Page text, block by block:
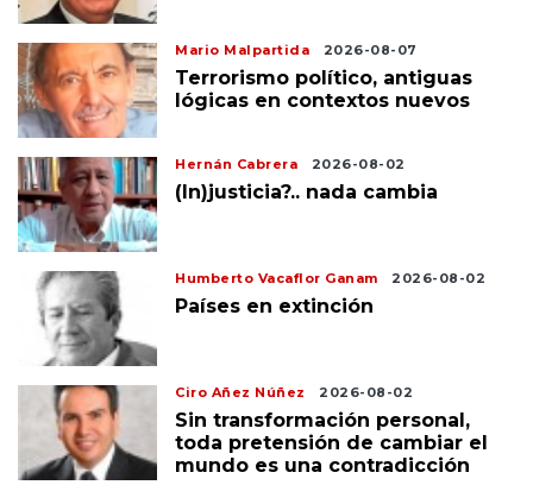
Mario Malpartida 2026-08-07
Terrorismo político, antiguas
lógicas en contextos nuevos
Hernán Cabrera 2026-08-02
(In)justicia?.. nada cambia
Humberto Vacaflor Ganam 2026-08-02
Países en extinción
Ciro Añez Núñez 2026-08-02
Sin transformación personal,
toda pretensión de cambiar el
mundo es una contradicción